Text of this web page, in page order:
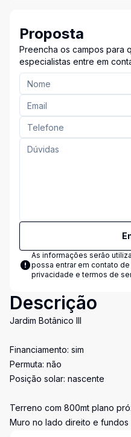
Proposta
Preencha os campos para
especialistas entre em
As informações serão
possa entrar em contato
privacidade e termos de
Descrição
Jardim Botânico III
Financiamento: sim
Permuta: não
Posição solar: nascente
Terreno com 800mt plano
Muro no lado direito e fundos